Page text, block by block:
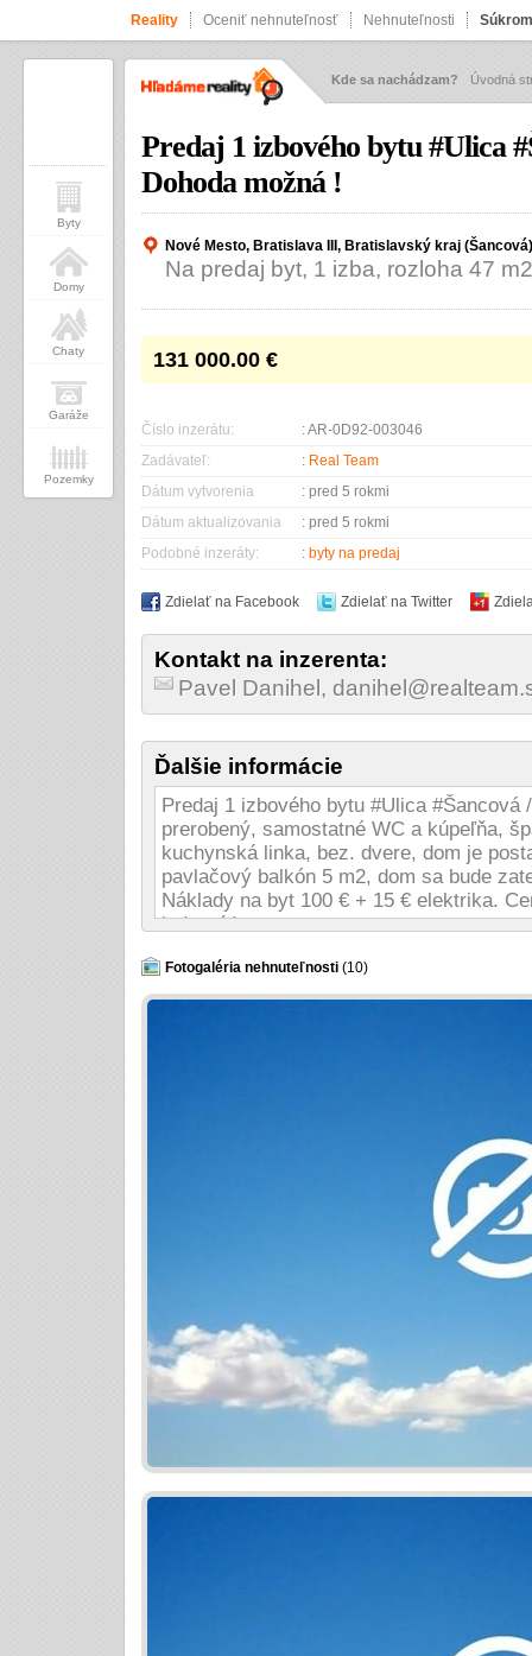
Reality Oceniť nehnuteľnosť Nehnuteľnosti
Kde sa nachádzam? Úvodná
Predaj 1 izbového bytu #Ulica
Dohoda možná !
Nové Mesto, Bratislava III, Bratislavský kraj (Šancová)
Na predaj byt, 1 izba, rozloha 47 m2
131 000.00 €
Číslo inzerátu:
: AR-0D92-003046
Zadávateľ:
: Real Team
Dátum vytvorenia
: pred 5 rokmi
Dátum aktualizovania
: pred 5 rokmi
Podobné inzeráty:
: byty na predaj
Zdielať na Facebook Zdielať na Twitter
Kontakt na inzerenta:
Pavel Danihel,
Ďalšie informácie
Predaj 1 izbového bytu #Ulica
prerobený, samostatné WC a kúpeľňa,
kuchynská linka, bez. dvere, dom je
pavlačový balkón 5 m2, dom sa bude
Náklady na byt 100 € + 15 € elektrika.
jednaní !
510
www.1izbovybyt.sk
Fotogaléria nehnuteľnosti (10)
Byty
Domy
Chaty
Garáže
Pozemky